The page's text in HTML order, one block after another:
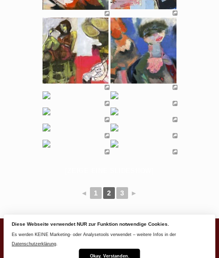
◄ 1 2 3 ►
All paintings © by Yasemin Skrezka – Am Schubstein 31 -
35091 Coelbe (Germany)
Diese Webseite verwendet NUR zur Funktion notwendige Cookies.
Es werden KEINE Marketing- oder Analysetools verwendet – weitere Infos in der
Datenschutzerklärung
Okay. Verstanden.